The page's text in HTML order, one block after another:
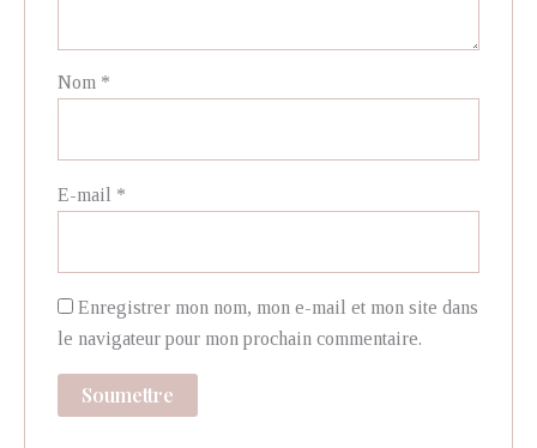
Nom *
E-mail *
Enregistrer mon nom, mon e-mail et mon site dans
le navigateur pour mon prochain commentaire.